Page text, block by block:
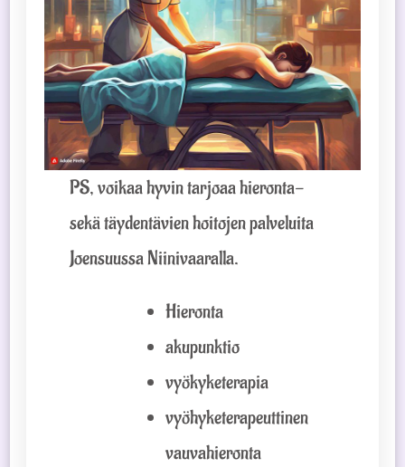
PS, voikaa hyvin tarjoaa hieronta-
sekä täydentävien hoitojen palveluita
Joensuussa Niinivaaralla.
Hieronta
akupunktio
vyökyketerapia
vyöhyketerapeuttinen
vauvahieronta